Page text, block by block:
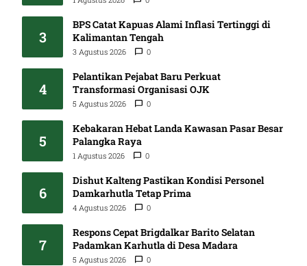
3
BPS Catat Kapuas Alami Inflasi Tertinggi di
Kalimantan Tengah
3 Agustus 2026 0
4
Pelantikan Pejabat Baru Perkuat
Transformasi Organisasi OJK
5 Agustus 2026 0
5
Kebakaran Hebat Landa Kawasan Pasar Besar
Palangka Raya
1 Agustus 2026 0
6
Dishut Kalteng Pastikan Kondisi Personel
Damkarhutla Tetap Prima
4 Agustus 2026 0
7
Respons Cepat Brigdalkar Barito Selatan
Padamkan Karhutla di Desa Madara
5 Agustus 2026 0